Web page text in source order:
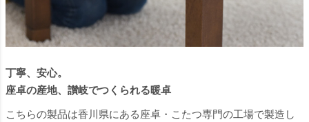
丁寧、安心。
座卓の産地、讃岐でつくられる暖卓
こちらの製品は香川県にある座卓・こたつ専門の工場で製造し